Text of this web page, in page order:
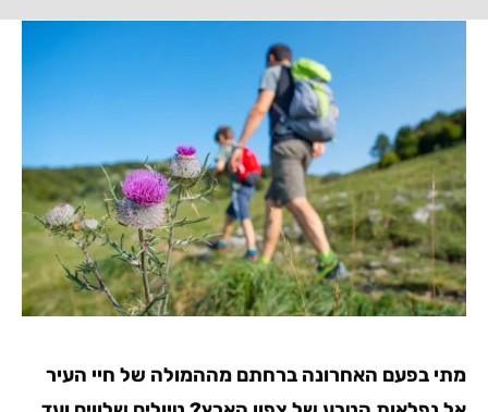
מתי בפעם האחרונה ברחתם מההמולה של חיי העיר